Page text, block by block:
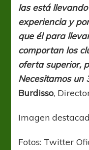
las está
experiencia y
que él para
comportan los
oferta superior,
Necesitamos un
Burdisso,
Imagen
Fotos: Twitter